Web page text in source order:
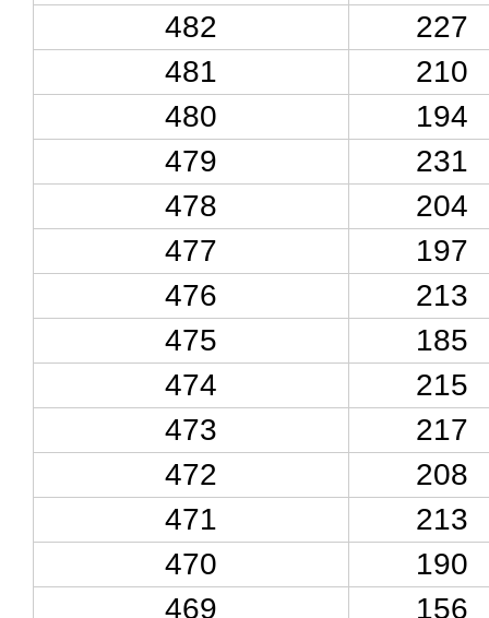
482
227
481
210
480
194
479
231
478
204
477
197
476
213
475
185
474
215
473
217
472
208
471
213
470
190
469
156